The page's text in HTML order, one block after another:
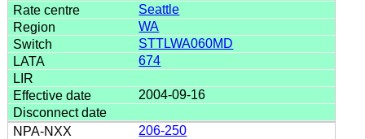
Seattle
WA
STTLWA060MD
674
2004-09-16
206-250